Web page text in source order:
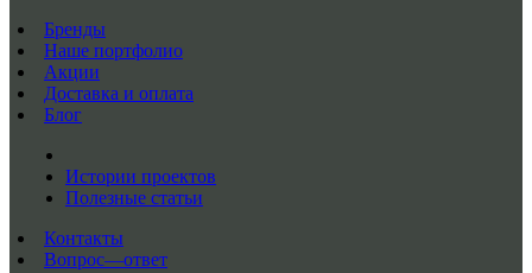
Бренды
Наше портфолио
Акции
Доставка и оплата
Блог
Истории проектов
Полезные статьи
Контакты
Вопрос—ответ